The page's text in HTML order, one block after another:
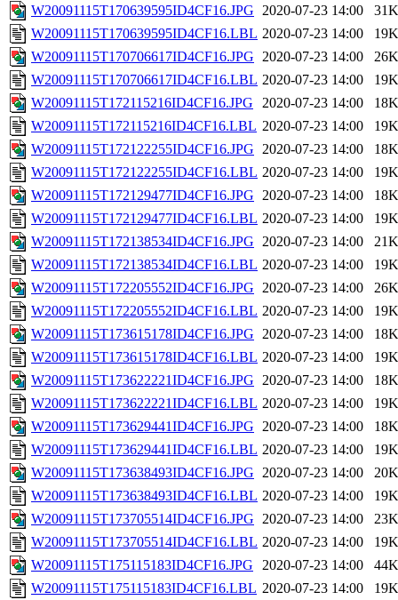
W20091115T170639595ID4CF16.JPG 2020-07-23 14:00
31K
W20091115T170639595ID4CF16.LBL 2020-07-23 14:00
19K
W20091115T170706617ID4CF16.JPG 2020-07-23 14:00
26K
W20091115T170706617ID4CF16.LBL 2020-07-23 14:00
19K
W20091115T172115216ID4CF16.JPG
2020-07-23 14:00
18K
W20091115T172115216ID4CF16.LBL 2020-07-23 14:00
19K
W20091115T172122255ID4CF16.JPG 2020-07-23 14:00
18K
W20091115T172122255ID4CF16.LBL 2020-07-23 14:00
19K
W20091115T172129477ID4CF16.JPG 2020-07-23 14:00
18K
W20091115T172129477ID4CF16.LBL 2020-07-23 14:00
19K
W20091115T172138534ID4CF16.JPG 2020-07-23 14:00
21K
W20091115T172138534ID4CF16.LBL 2020-07-23 14:00
19K
W20091115T172205552ID4CF16.JPG 2020-07-23 14:00
26K
W20091115T172205552ID4CF16.LBL 2020-07-23 14:00
19K
W20091115T173615178ID4CF16.JPG 2020-07-23 14:00
18K
W20091115T173615178ID4CF16.LBL 2020-07-23 14:00
19K
W20091115T173622221ID4CF16.JPG 2020-07-23 14:00
18K
W20091115T173622221ID4CF16.LBL 2020-07-23 14:00
19K
W20091115T173629441ID4CF16.JPG 2020-07-23 14:00
18K
W20091115T173629441ID4CF16.LBL 2020-07-23 14:00
19K
W20091115T173638493ID4CF16.JPG 2020-07-23 14:00
20K
W20091115T173638493ID4CF16.LBL 2020-07-23 14:00
19K
W20091115T173705514ID4CF16.JPG 2020-07-23 14:00
23K
W20091115T173705514ID4CF16.LBL 2020-07-23 14:00
19K
W20091115T175115183ID4CF16.JPG
2020-07-23 14:00
44K
W20091115T175115183ID4CF16.LBL 2020-07-23 14:00
19K